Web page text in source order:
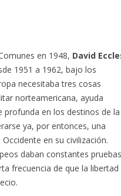
en 1948, David
1951 a 1962, bajo los
necesitaba tres cosas
norteamericana, ayuda
en los destinos de la
ya, por entonces, una
en su civilización.
daban constantes
frecuencia de que la libertad